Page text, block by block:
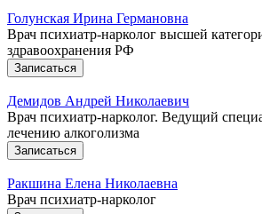
Голунская Ирина Германовна
Врач психиатр-нарколог высшей
здравоохранения РФ
Записаться
Демидов Андрей Николаевич
Врач психиатр-нарколог. Ведущий
лечению алкоголизма
Записаться
Ракшина Елена Николаевна
Врач психиатр-нарколог